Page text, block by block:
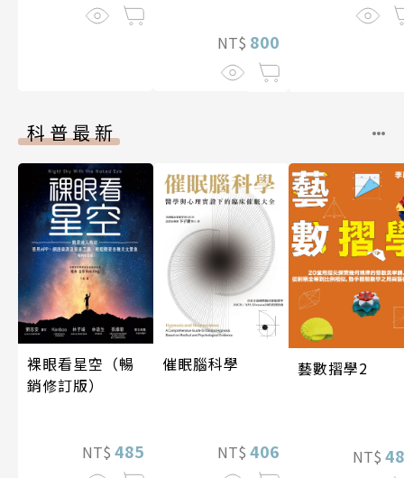
NT$ 800
科普最新
裸眼看星空（暢
銷修訂版）
NT$ 485
催眠腦科學
NT$ 406
藝數摺學2
NT$